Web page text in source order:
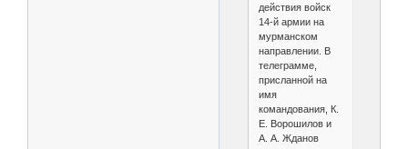
действия войск
14-й армии на
мурманском
направлении. В
телеграмме,
присланной на
имя
командования, К.
Е. Ворошилов и
А. А. Жданов